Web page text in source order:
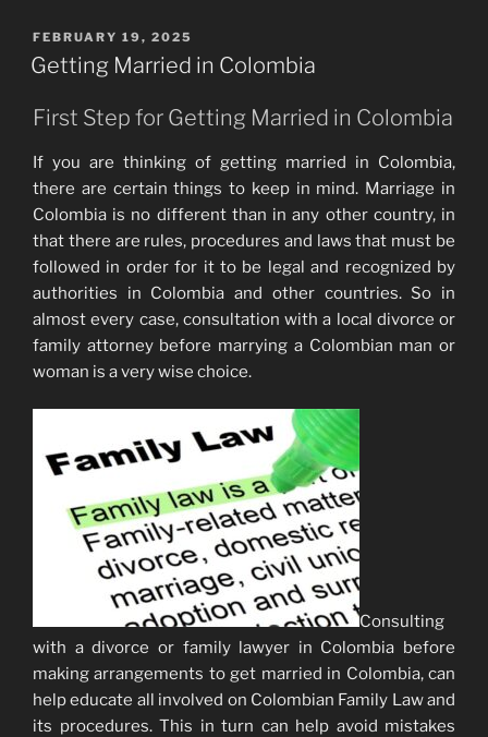
POSTED
ON
FEBRUARY 19, 2025
Getting Married in Colombia
First Step for Getting Married in Colombia
If you are thinking of getting married in Colombia,
there are certain things to keep in mind. Marriage in
Colombia is no different than in any other country, in
that there are rules, procedures and laws that must be
followed in order for it to be legal and recognized by
authorities in Colombia and other countries. So in
almost every case, consultation with a local divorce or
family attorney before marrying a Colombian man or
woman is a very wise choice.
Consulting
with a divorce or family lawyer in Colombia before
making arrangements to get married in Colombia, can
help educate all involved on Colombian Family Law and
its procedures. This in turn can help avoid mistakes